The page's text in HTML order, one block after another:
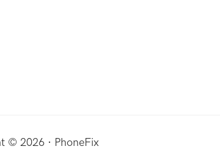
© 2026 · PhoneFix